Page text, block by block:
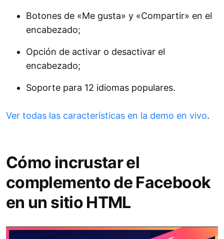
Botones de «Me gusta» y «Compartir» en el
encabezado;
Opción de activar o desactivar el
encabezado;
Soporte para 12 idiomas populares.
Ver todas las características en la demo en vivo.
Cómo incrustar el
complemento de Facebook
en un sitio HTML